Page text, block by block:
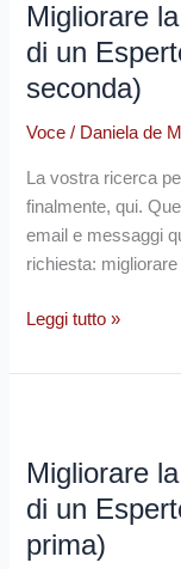
Migliorare
di un
seconda)
Voce / Daniela de
La vostra ricerca
finalmente, qui.
email e messaggi
richiesta:
Voce
in
Mosse:
Guida
un
Esperto
Voice
Coach
seconda)
Leggi tutto »
Migliorare
di un
prima)
Voce
in
Mosse: